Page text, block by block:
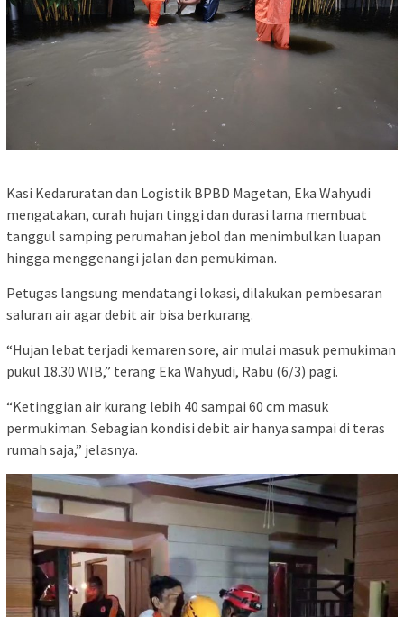
Kasi Kedaruratan dan Logistik BPBD Magetan, Eka Wahyudi
mengatakan, curah hujan tinggi dan durasi lama membuat
tanggul samping perumahan jebol dan menimbulkan luapan
hingga menggenangi jalan dan pemukiman.
Petugas langsung mendatangi lokasi, dilakukan pembesaran
saluran air agar debit air bisa berkurang.
“Hujan lebat terjadi kemaren sore, air mulai masuk pemukiman
pukul 18.30 WIB,” terang Eka Wahyudi, Rabu (6/3) pagi.
“Ketinggian air kurang lebih 40 sampai 60 cm masuk
permukiman. Sebagian kondisi debit air hanya sampai di teras
rumah saja,” jelasnya.